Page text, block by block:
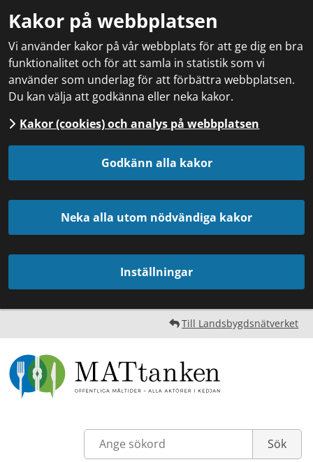
Kakor på webbplatsen
Vi använder kakor på vår webbplats för att ge dig en bra
funktionalitet och för att samla in statistik som vi
använder som underlag för att förbättra webbplatsen.
Du kan välja att godkänna eller neka kakor.
Kakor (cookies) och analys på webbplatsen
Godkänn alla kakor
Neka alla utom nödvändiga kakor
Inställningar
Till Landsbygdsnätverket